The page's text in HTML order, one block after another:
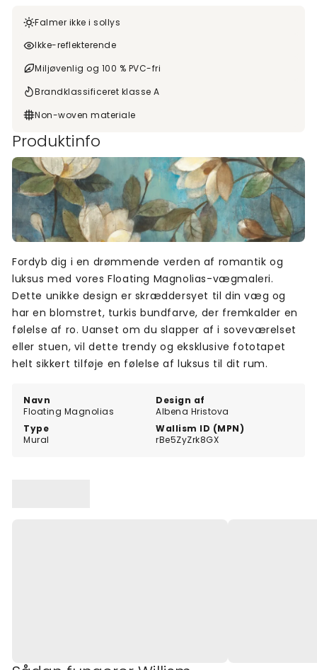
Falmer ikke i sollys
Ikke-reflekterende
Miljøvenlig og 100 % PVC-fri
Brandklassificeret klasse A
Non-woven materiale
Produktinfo
Navn
Floating Magnolias
Design af
Albena Hristova
Type
Mural
Wallism ID (MPN)
rBe5ZyZrk8GX
Fordyb dig i en drømmende verden af romantik og
luksus med vores Floating Magnolias-vægmaleri.
Dette unikke design er skræddersyet til din væg og
har en blomstret, turkis bundfarve, der fremkalder en
følelse af ro. Uanset om du slapper af i soveværelset
eller stuen, vil dette trendy og eksklusive fototapet
helt sikkert tilføje en følelse af luksus til dit rum.